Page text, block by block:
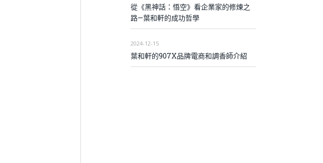
從《黑神話：悟空》看企業家的修煉之
路—葉和軒的成功哲學
2024-12-15
葉和軒的907X品牌電商和調香師介紹